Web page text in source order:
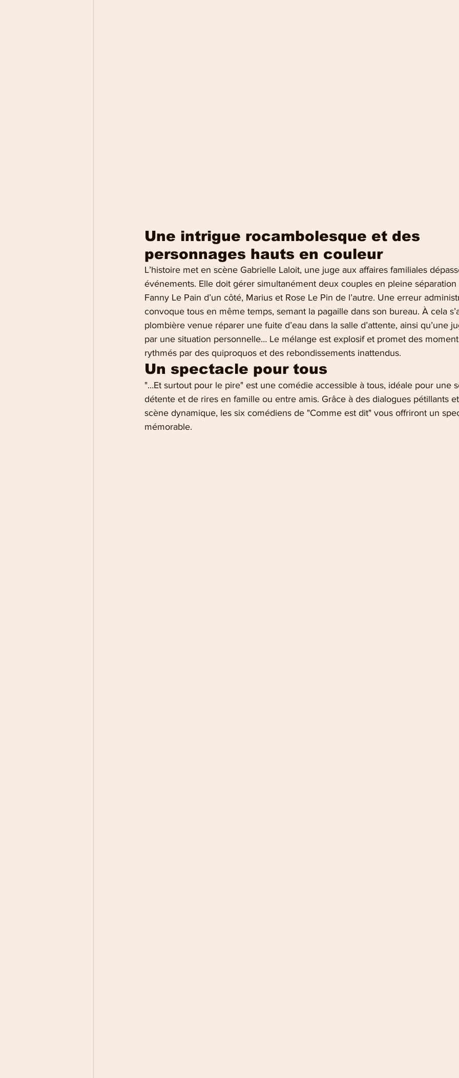
Une intrigue rocambolesque et des
personnages hauts en couleur
L’histoire met en scène Gabrielle Laloit, une juge aux affaires familiales
événements. Elle doit gérer simultanément deux couples en pleine
Fanny Le Pain d’un côté, Marius et Rose Le Pin de l’autre. Une erreur
convoque tous en même temps, semant la pagaille dans son bureau. À cela
plombière venue réparer une fuite d’eau dans la salle d’attente, ainsi qu’une
par une situation personnelle… Le mélange est explosif et promet des
rythmés par des quiproquos et des rebondissements inattendus.
Un spectacle pour tous
"…Et surtout pour le pire" est une comédie accessible à tous, idéale pour une
détente et de rires en famille ou entre amis. Grâce à des dialogues pétillants
scène dynamique, les six comédiens de "Comme est dit" vous offriront un
mémorable.